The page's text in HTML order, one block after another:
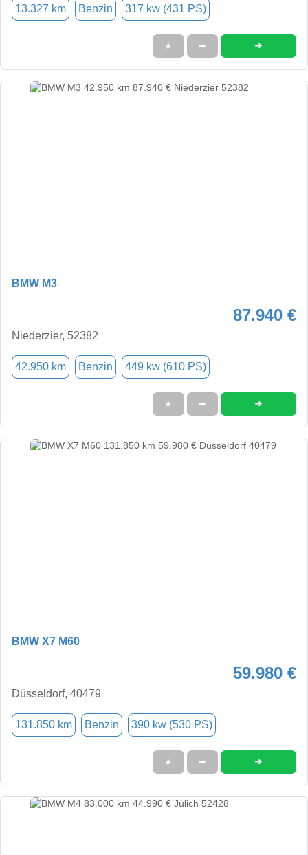
13.327 km Benzin 317 kw (431 PS)
★ ➦ ➜
BMW M3
87.940 €
Niederzier, 52382
42.950 km Benzin 449 kw (610 PS)
★ ➦ ➜
BMW X7 M60
59.980 €
Düsseldorf, 40479
131.850 km Benzin 390 kw (530 PS)
★ ➦ ➜